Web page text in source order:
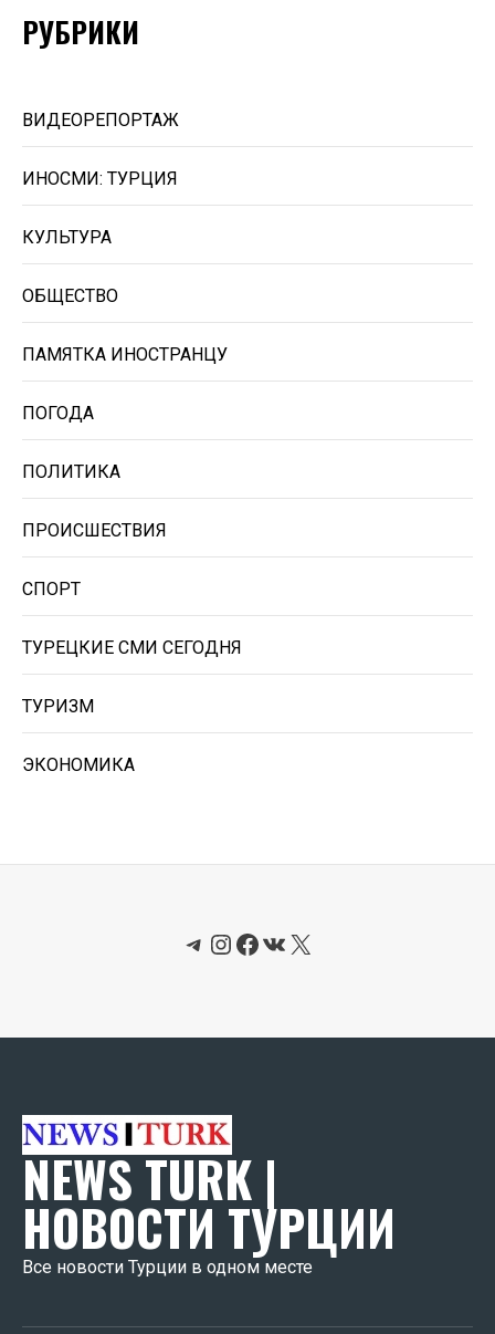
РУБРИКИ
ВИДЕОРЕПОРТАЖ
ИНОСМИ: ТУРЦИЯ
КУЛЬТУРА
ОБЩЕСТВО
ПАМЯТКА ИНОСТРАНЦУ
ПОГОДА
ПОЛИТИКА
ПРОИСШЕСТВИЯ
СПОРТ
ТУРЕЦКИЕ СМИ СЕГОДНЯ
ТУРИЗМ
ЭКОНОМИКА
Telegram
Instagram
Facebook
ВКонтакте
X
NEWS TURK |
НОВОСТИ ТУРЦИИ
Все новости Турции в одном месте